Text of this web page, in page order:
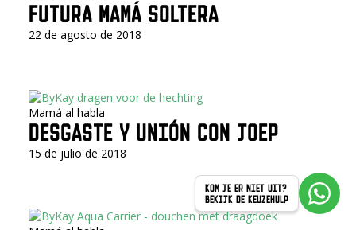
FUTURA MAMÁ SOLTERA
22 de agosto de 2018
Mamá al habla
DESGASTE Y UNIÓN CON JOEP
15 de julio de 2018
KOM JE ER NIET UIT?
BEKIJK DE KEUZEHULP